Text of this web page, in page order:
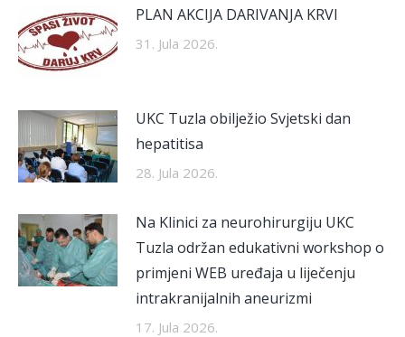
PLAN AKCIJA DARIVANJA KRVI
31. Jula 2026.
UKC Tuzla obilježio Svjetski dan
hepatitisa
28. Jula 2026.
Na Klinici za neurohirurgiju UKC
Tuzla održan edukativni workshop o
primjeni WEB uređaja u liječenju
intrakranijalnih aneurizmi
17. Jula 2026.